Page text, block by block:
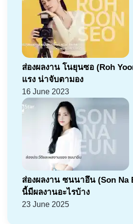
ส่องผลงาน โนยุนซอ (Roh
แรง น่าจับตามอง
16 June 2023
ส่องผลงาน ซนนาอึน (Son Na
นี้มีผลงานอะไรบ้าง
23 June 2025